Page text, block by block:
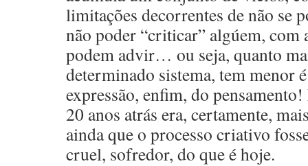
limitações decorrentes de não se
não poder “criticar” algúem, com
podem advir… ou seja, quanto
determinado sistema, tem menor
expressão, enfim, do
20 anos atrás era, certamente,
ainda que o processo criativo
cruel, sofredor, do que é hoje.